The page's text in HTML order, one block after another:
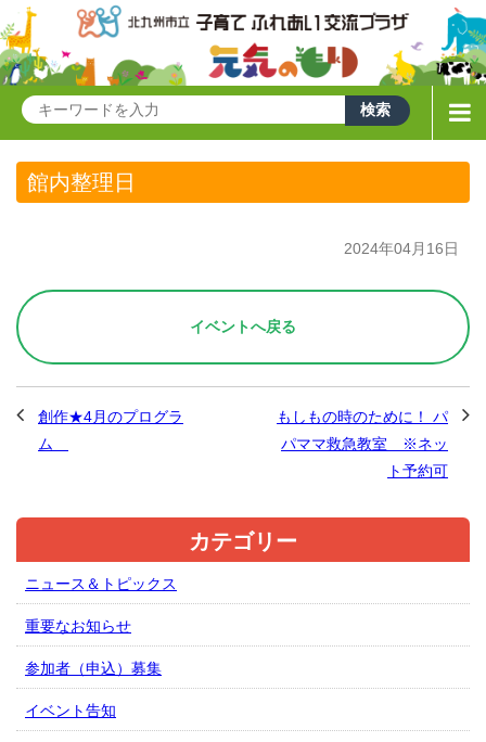
館内整理日
2024年04月16日
イベントへ戻る
創作★4月のプログラ
ム
もしもの時のために！ パ
パママ救急教室 ※ネッ
ト予約可
カテゴリー
ニュース＆トピックス
重要なお知らせ
参加者（申込）募集
イベント告知